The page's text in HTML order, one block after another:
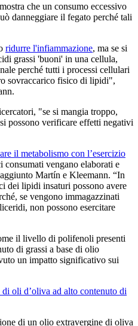
che un consumo eccessivo
danneggiare il fegato perché tali
ridurre l'infiammazione, ma se si
grassi 'buoni' in una cellula,
perché tutti i processi cellulari
sovraccarico fisico di lipidi",
"se si mangia troppo,
possono verificare effetti negativi
il metabolismo con l’esercizio
vengano elaborati e
Martín e Kleemann. “In
dei lipidi insaturi possono avere
se vengono immagazzinati
non possono esercitare
il livello di polifenoli presenti
di grassi a base di olio
un impatto significativo sui
oli d’oliva ad alto contenuto di
di un olio extravergine di oliva